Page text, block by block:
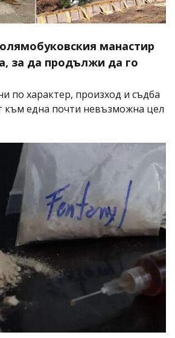
манастир
за да продължи да го
по характер, произход и съдба
към една почти невъзможна цел